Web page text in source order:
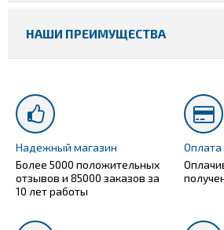
НАШИ ПРЕИМУЩЕСТВА
Надежный магазин
Более 5000 положительных
отзывов и 85000 заказов за
10 лет работы
Оплата